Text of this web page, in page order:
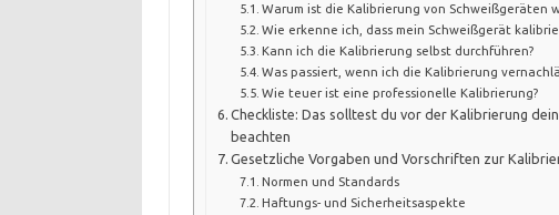
Warum ist die Kalibrierung von Schweißgeräten
Wie erkenne ich, dass mein Schweißgerät
Kann ich die Kalibrierung selbst durchführen?
Was passiert, wenn ich die Kalibrierung
Wie teuer ist eine professionelle Kalibrierung?
Checkliste: Das solltest du vor der Kalibrierung
beachten
Gesetzliche Vorgaben und Vorschriften zur
Normen und Standards
Haftungs- und Sicherheitsaspekte